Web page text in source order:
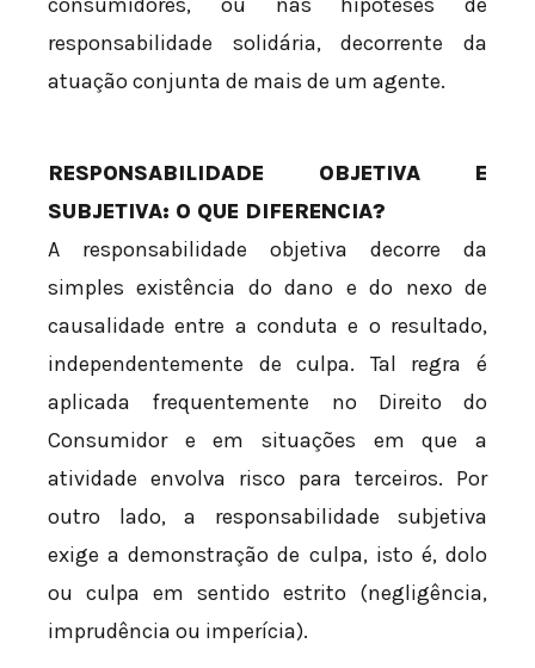
responsabilidade solidária, decorrente da
atuação conjunta de mais de um agente.
RESPONSABILIDADE OBJETIVA E
SUBJETIVA: O QUE DIFERENCIA?
A responsabilidade objetiva decorre da
simples existência do dano e do nexo de
causalidade entre a conduta e o resultado,
independentemente de culpa. Tal regra é
aplicada frequentemente no Direito do
Consumidor e em situações em que a
atividade envolva risco para terceiros. Por
outro lado, a responsabilidade subjetiva
exige a demonstração de culpa, isto é, dolo
ou culpa em sentido estrito (negligência,
imprudência ou imperícia).